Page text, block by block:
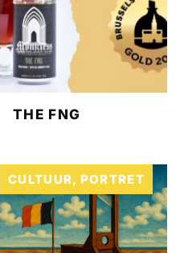
THE FNG
CULTUUR, PORTRET